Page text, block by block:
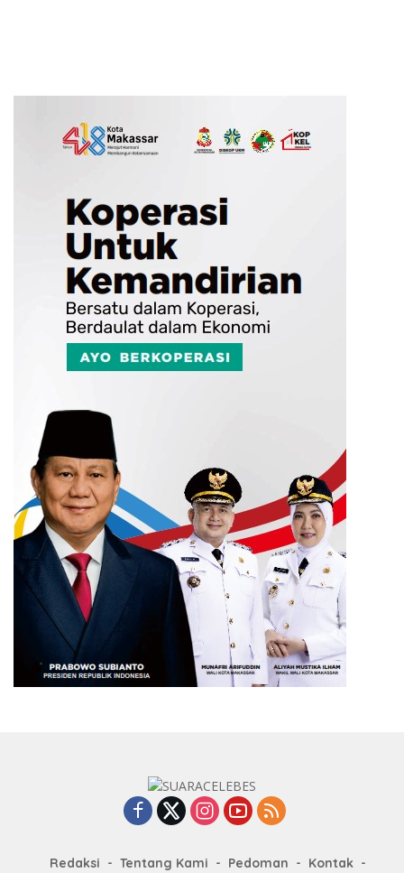
Redaksi Tentang Kami Pedoman Kontak